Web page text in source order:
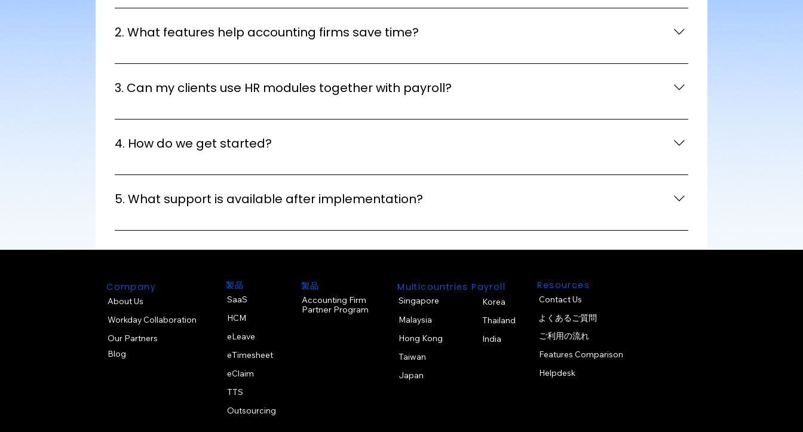
Yes. Our platform is designed for accounting firms, allowing you to securely manage payroll for multiple clients and
2. What features help accounting firms save time?
Our platform includes:Automated Monthly Instruction Template (MIT) schedulingSecure online payroll report
3. Can my clients use HR modules together with payroll?
Yes. Clients can subscribe to our integrated e-HR Suite, including eLeave, eClaim, and eTimesheet, which integrates
4. How do we get started?
Our Implementation Team will conduct a short online training session to teach your team how to set up and manage your
onboard new clients quickly.
5. What support is available after implementation?
Our Customer Support Team is available to assist with product enquiries. We also provide comprehensive user guides, and
Company
About Us
Workday Collaboration
Our Partners
製品
SaaS
HCM
eLeave
eTimesheet
eClaim
TTS
Outsourcing
製品
Accounting Firm
Partner Program
Multicountries Payroll
Singapore
Malaysia
Hong Kong
Taiwan
Japan
Korea
Thailand
India
Resources
Contact Us
よくあるご質問
ご利用の流れ
Features Comparison
Helpdesk
Blog